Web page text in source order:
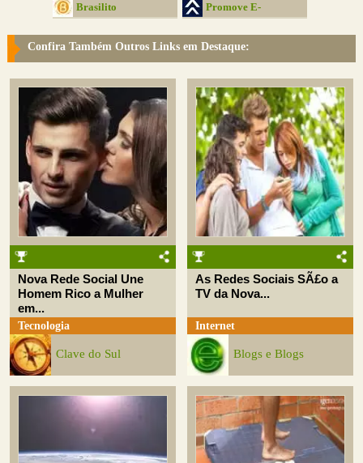
Brasilito
Promove E-
Confira Também Outros Links em Destaque:
Nova Rede Social Une
Homem Rico a Mulher
em...
Tecnologia
Clave do Sul
As Redes Sociais SÃ£o a
TV da Nova...
Internet
Blogs e Blogs